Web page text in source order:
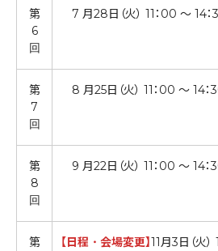
第
6
回
7 月28日（火） 11：00 ～ 14：
第
7
回
8 月25日（火） 11：00 ～ 14：
第
8
回
9 月22日（火） 11：00 ～ 14：
第
【日程・会場変更】 11月3日（火